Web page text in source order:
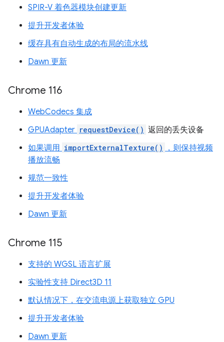
SPIR-V 着色器模块创建更新
提升开发者体验
缓存具有自动生成的布局的流水线
Dawn 更新
Chrome 116
WebCodecs 集成
GPUAdapter requestDevice() 返回的丢失设备
如果调用 importExternalTexture()
，则保持视频
播放流畅
规范一致性
提升开发者体验
Dawn 更新
Chrome 115
支持的 WGSL 语言扩展
实验性支持 Direct3D 11
默认情况下，在交流电源上获取独立 GPU
提升开发者体验
Dawn 更新